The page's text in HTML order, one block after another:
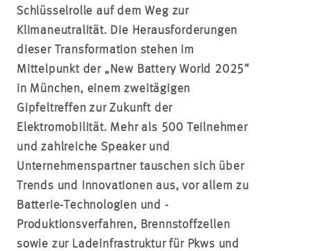
Schlüsselrolle auf dem Weg zur
Klimaneutralität. Die Herausforderungen
dieser Transformation stehen im
Mittelpunkt der „New Battery World 2025“
in München, einem zweitägigen
Gipfeltreffen zur Zukunft der
Elektromobilität. Mehr als 500 Teilnehmer
und zahlreiche Speaker und
Unternehmenspartner tauschen sich über
Trends und Innovationen aus, vor allem zu
Batterie-Technologien und -
Produktionsverfahren, Brennstoffzellen
sowie zur Ladeinfrastruktur für Pkws und